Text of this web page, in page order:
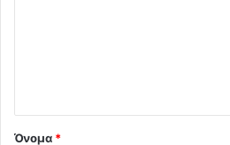
Όνομα *